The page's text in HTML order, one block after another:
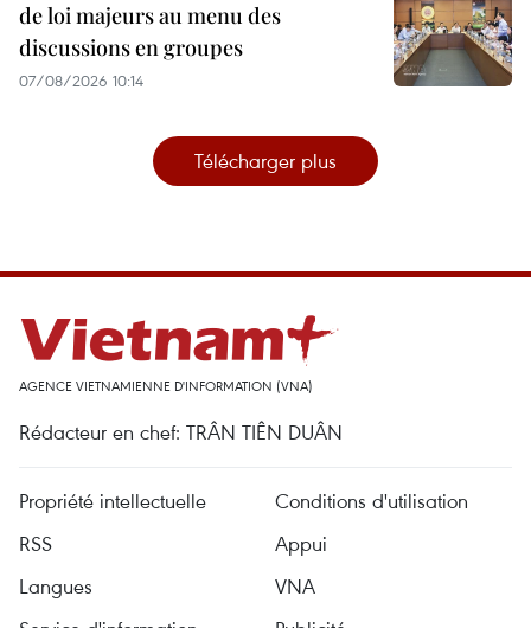
de loi majeurs au menu des
discussions en groupes
07/08/2026 10:14
Télécharger plus
AGENCE VIETNAMIENNE D'INFORMATION (VNA)
Rédacteur en chef: TRÂN TIÊN DUÂN
Propriété intellectuelle
Conditions d'utilisation
RSS
Appui
Langues
VNA